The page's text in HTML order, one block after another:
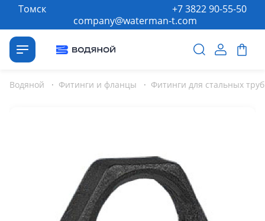
Томск
company@waterman-t.com
+7 3822 90-55-50
Водяной · Фитинги и фланцы · Фитинги для стальных труб